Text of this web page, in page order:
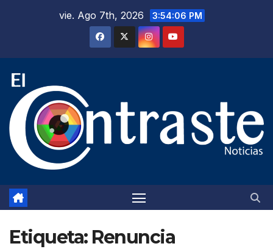
vie. Ago 7th, 2026 3:54:07 PM
Etiqueta: Renuncia